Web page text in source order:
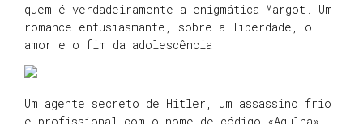
quem é verdadeiramente a enigmática Margot. Um
romance entusiasmante, sobre a liberdade, o
amor e o fim da adolescência.
Um agente secreto de Hitler, um assassino frio